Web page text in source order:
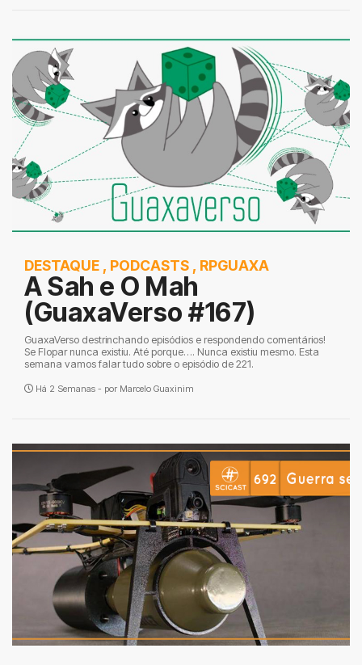
DESTAQUE , PODCASTS , RPGUAXA
A Sah e O Mah
(GuaxaVerso #167)
GuaxaVerso destrinchando episódios e respondendo comentários!
Se Flopar nunca existiu. Até porque…. Nunca existiu mesmo. Esta
semana vamos falar tudo sobre o episódio de 221.
Há 2 Semanas - por Marcelo Guaxinim